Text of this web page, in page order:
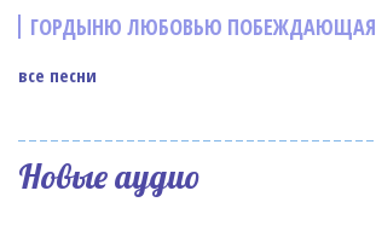
ГОРДЫНЮ ЛЮБОВЬЮ ПОБЕЖДАЮЩАЯ
все песни
Новые аудио